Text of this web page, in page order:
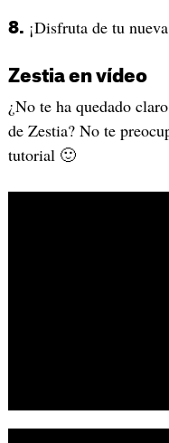
8. ¡Disfruta de tu
Zestia en vídeo
¿No te ha quedado
de Zestia? No te
tutorial 🙂